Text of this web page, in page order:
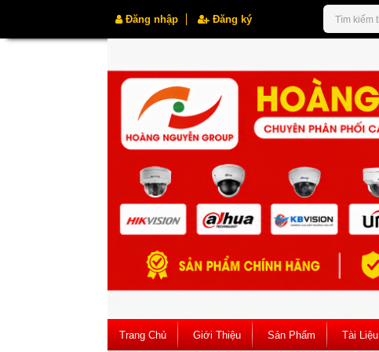
Đăng nhập Đăng ký
Trang Chủ Giới Thiệu Sản Phẩm Tài Liệu